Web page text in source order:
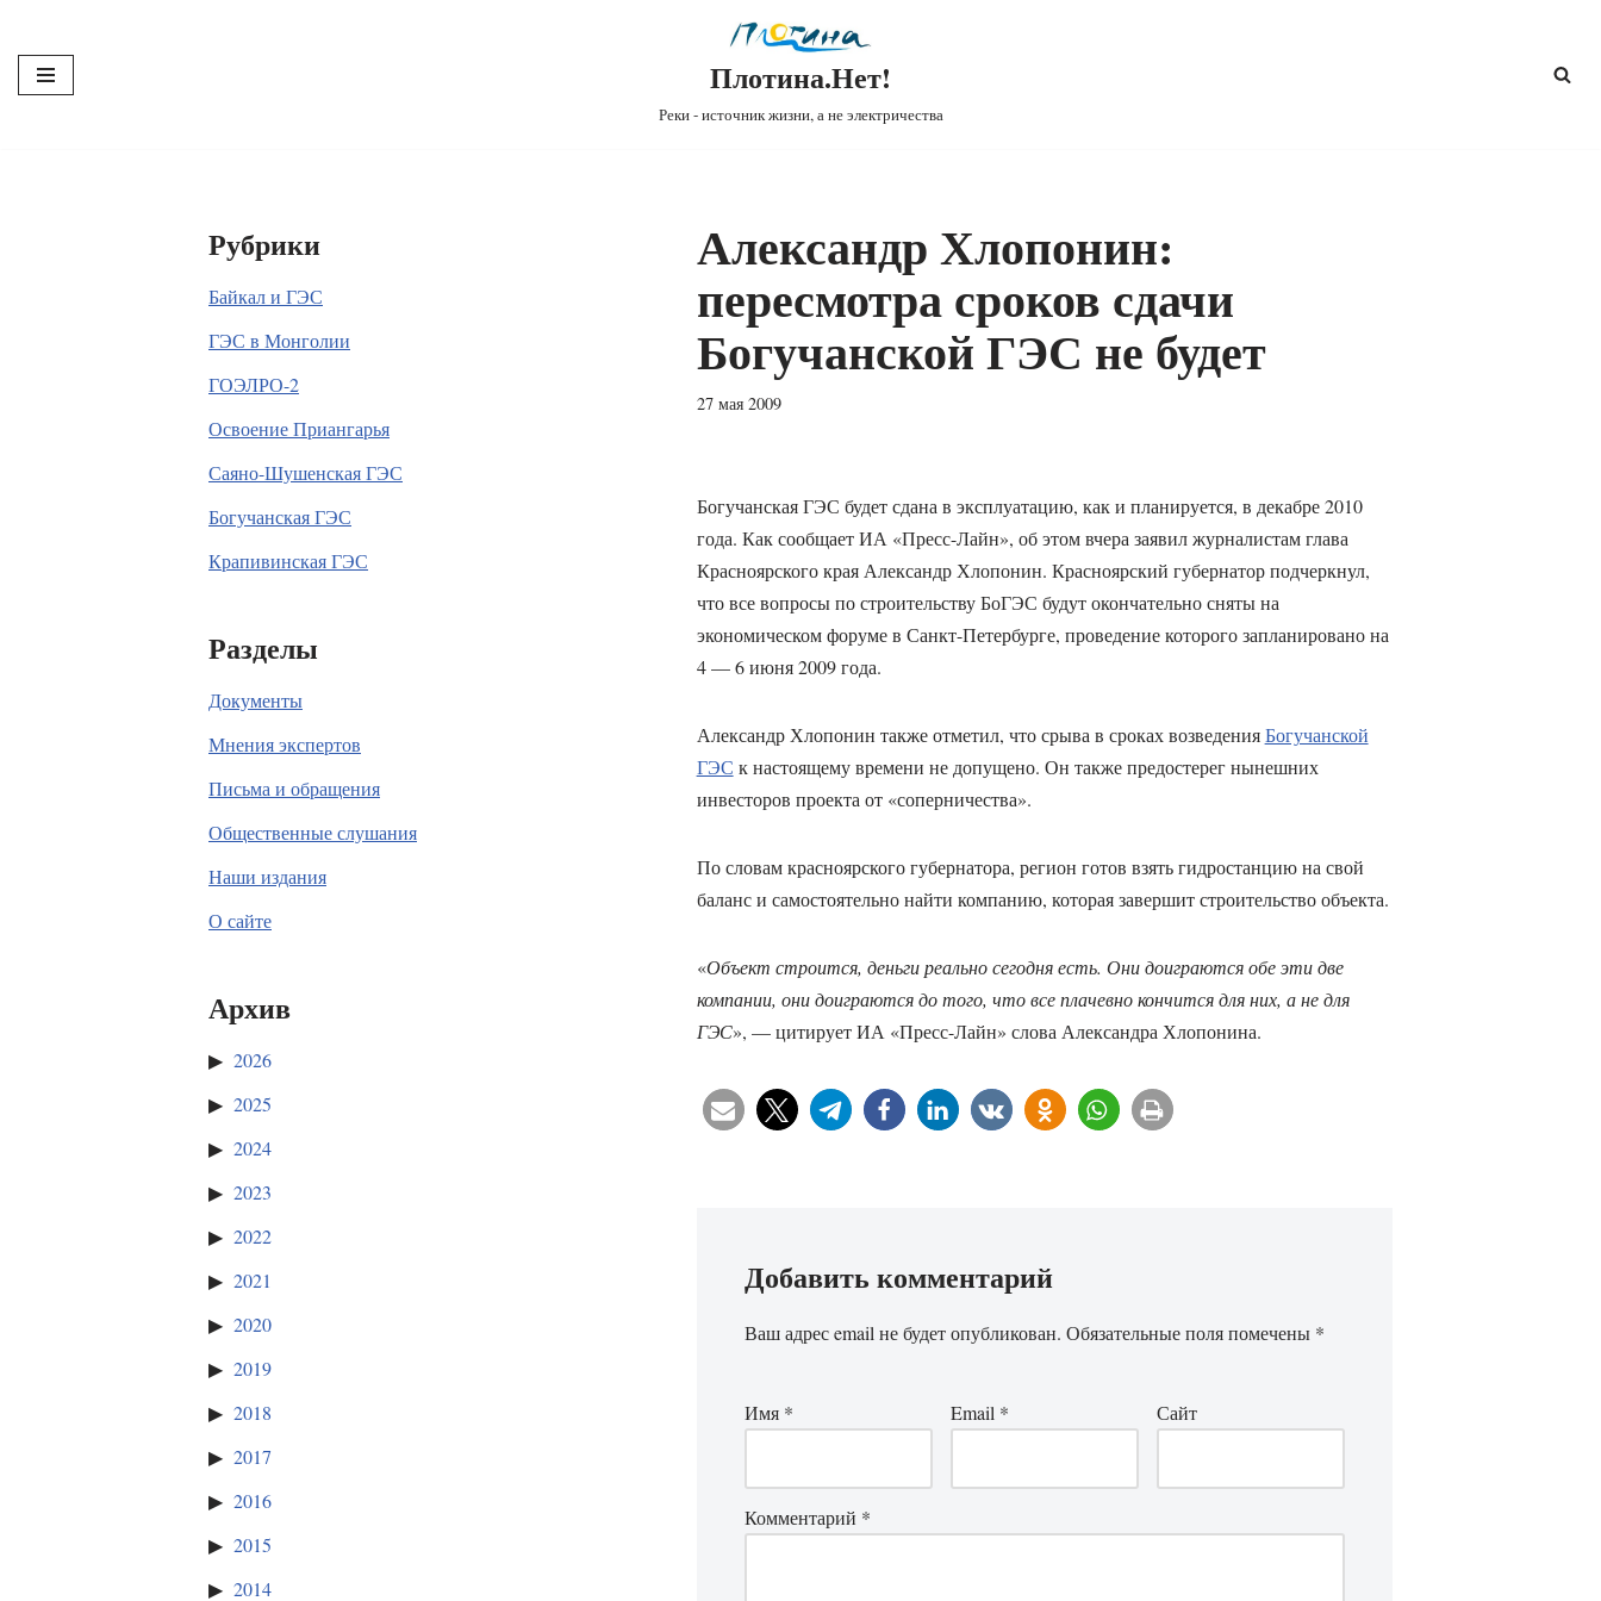
Перейти
к
Плотина.Нет!
Реки - источник жизни, а не электричества
Рубрики
Байкал и ГЭС
ГЭС в Монголии
ГОЭЛРО-2
Освоение Приангарья
Саяно-Шушенская ГЭС
Богучанская ГЭС
Крапивинская ГЭС
Разделы
Документы
Мнения экспертов
Письма и обращения
Общественные слушания
Наши издания
О сайте
Архив
2026
2025
2024
2023
2022
2021
2020
2019
2018
2017
2016
2015
2014
Александр Хлопонин:
пересмотра сроков сдачи
Богучанской ГЭС не будет
27 мая 2009
Богучанская ГЭС будет сдана в эксплуатацию, как и планируется, в декабре 2010
года. Как сообщает ИА «Пресс-Лайн», об этом вчера заявил журналистам глава
Красноярского края Александр Хлопонин. Красноярский губернатор подчеркнул,
что все вопросы по строительству БоГЭС будут окончательно сняты на
экономическом форуме в Санкт-Петербурге, проведение которого запланировано на
4 — 6 июня 2009 года.
Александр Хлопонин также отметил, что срыва в сроках возведенияБогучанской
ГЭС к настоящему времени не допущено. Он также предостерег нынешних
инвесторов проекта от «соперничества».
По словам красноярского губернатора, регион готов взять гидростанцию на свой
баланс и самостоятельно найти компанию, которая завершит строительство объекта.
«Объект строится, деньги реально сегодня есть. Они доиграются обе эти две
компании, они доиграются до того, что все плачевно кончится для них, а не для
ГЭС», — цитирует ИА «Пресс-Лайн» слова Александра Хлопонина.
Добавить комментарий
Ваш адрес email не будет опубликован. Обязательные поля помечены *
Имя * Email * Сайт
Комментарий *